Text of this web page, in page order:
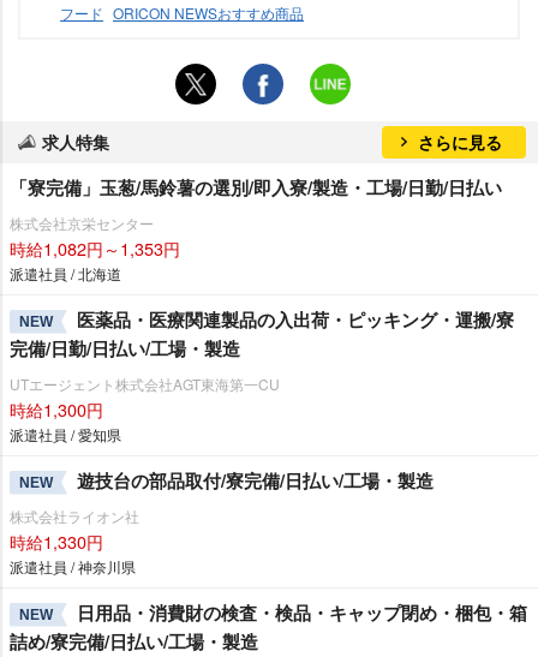
フード ORICON NEWSおすすめ商品
求人特集 さらに見る
「寮完備」玉葱/馬鈴薯の選別/即入寮/製造・工場/日勤/日払い
株式会社京栄センター
時給1,082円～1,353円
派遣社員 / 北海道
NEW
医薬品・医療関連製品の入出荷・ピッキング・運搬/寮
完備/日勤/日払い/工場・製造
UTエージェント株式会社AGT東海第一CU
時給1,300円
派遣社員 / 愛知県
NEW 遊技台の部品取付/寮完備/日払い/工場・製造
株式会社ライオン社
時給1,330円
派遣社員 / 神奈川県
NEW
日用品・消費財の検査・検品・キャップ閉め・梱包・箱
詰め/寮完備/日払い/工場・製造